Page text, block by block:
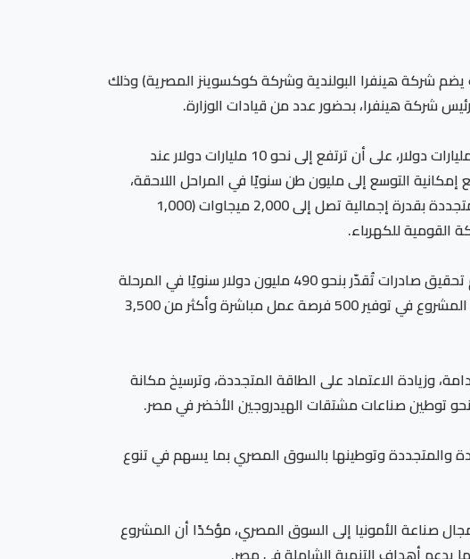
شركة هينفرا البولندية وشركة كوكسوينز المصرية) وذلك
شركة هينفرا، بحضور عدد من قيادات الوزارة.
واستعرض اللقاء ملامح المشروع، الذي يستهدف بدء الإنتاج بحلول عام 2031، باستثمارات مبدئية تبلغ نحو 5 مليارات دولار، على أن ترتفع إلى نحو 10 مليارات دولار عند
ومن المخطط أن تبلغ الطاقة الإنتاجية السنوية للمشروع 400 ألف طن، مع إمكانية التوسع إلى مليون طن سنويًا في المراحل اللاحقة،
ومن المقرر تنفيذ المشروع بمنطقة رأس بناس بجنوب شرق مصر، مع الاعتماد على نظام هجين من الطاقة المتجددة بقدرة إجمالية تصل إلى 2,000 ميجاوات (1,000
كما يستهدف المشروع إنشاء بنية تصديرية متكاملة تشمل ميناءً مخصصًا لتصدير الأمونيا الخضراء، بما يدعم تحقيق صادرات تُقدّر بنحو 490 مليون دولار سنويًا في المرحلة
الأولى مع وجود عقود تصديرية موقعة لكامل الإنتاج الى أسواق وسط وشرق أوروبا، ومن المتوقع أن يسهم المشروع في توفير 500 فرصة عمل مباشرة وأكثر من 3,500
وزيادة الاعتماد على الطاقة المتجددة، وترسيخ مكانة
توطين صناعات مشتقات الهيدروجين الأخضر في مصر.
والمتجددة وتوطينها بالسوق المصري بما يسهم في تنوع
صناعة الأمونيا إلى السوق المصري، مؤكدًا أن المشروع